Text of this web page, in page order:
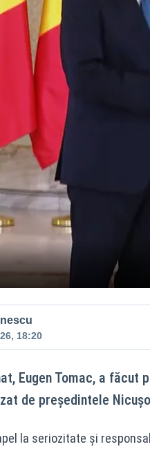
18:20
Eugen Tomac, a
de președintele
la seriozitate și